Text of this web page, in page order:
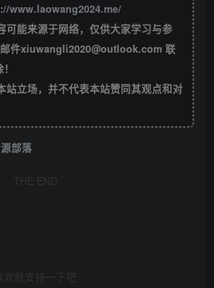
www.laowang2024.me/
可能来源于网络，仅供大家学习与参
件xiuwangli2020@outlook.com 联
站立场，并不代表本站赞同其观点和对
部落
THE END
欢就支持一下吧